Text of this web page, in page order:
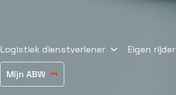
Logistiek dienstverlener Eigen rijder
Mijn ABW